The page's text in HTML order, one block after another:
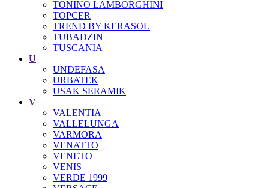
TONINO LAMBORGHINI
TOPCER
TREND BY KERASOL
TUBADZIN
TUSCANIA
U
UNDEFASA
URBATEK
USAK SERAMIK
V
VALENTIA
VALLELUNGA
VARMORA
VENATTO
VENETO
VENIS
VERDE 1999